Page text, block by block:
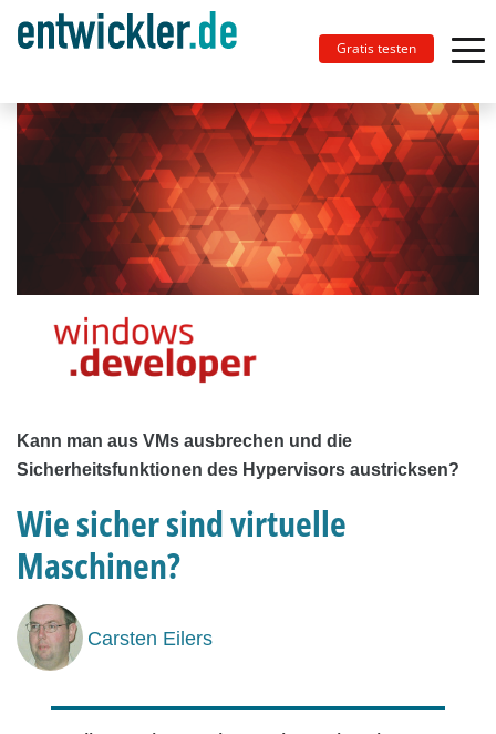
Gratis testen
Kann man aus VMs ausbrechen und die
Sicherheitsfunktionen des Hypervisors austricksen?
Wie sicher sind virtuelle
Maschinen?
Carsten Eilers